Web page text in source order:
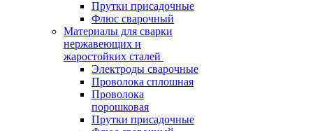
Прутки присадочные
Флюс сварочный
Материалы для сварки
нержавеющих и
жаростойких сталей
Электроды сварочные
Проволока сплошная
Проволока
порошковая
Прутки присадочные